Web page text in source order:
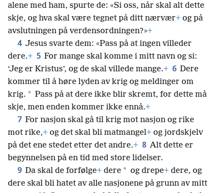
alene med ham, spurte de: «Si oss, når skal alt dette
skje, og hva skal være tegnet på ditt nærvær+ og på
avslutningen på verdensordningen?»+
4 Jesus svarte dem: «Pass på at ingen villeder
dere.+ 5 For mange skal komme i mitt navn og si:
‘Jeg er Kristus’, og de skal villede mange.+ 6 Dere
kommer til å høre lyden av krig og meldinger om
krig. * Pass på at dere ikke blir skremt, for dette må
skje, men enden kommer ikke ennå.+
7 For nasjon skal gå til krig mot nasjon og rike
mot rike,+ og det skal bli matmangel+ og jordskjelv
på det ene stedet etter det andre.+ 8 Alt dette er
begynnelsen på en tid med store lidelser.
9 Da skal de forfølge+ dere * og drepe+ dere, og
dere skal bli hatet av alle nasjonene på grunn av mitt